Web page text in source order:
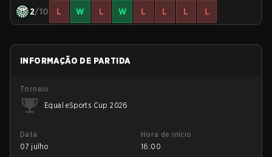
2/10 L W L W L L L L
INFORMAÇÃO DE PARTIDA
Torneio
Equal eSports Cup 2026
Data
07 julho
Hora de início
16:00